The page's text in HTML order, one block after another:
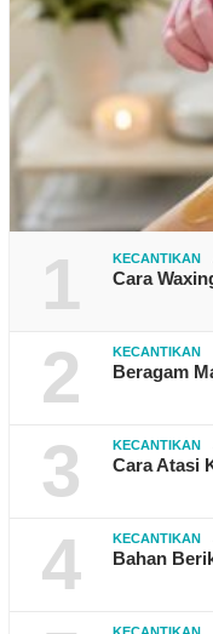
1 KECANTIKAN
Cara
2 KECANTIKAN
Beragam
3 KECANTIKAN
Cara Atasi
4 KECANTIKAN
Bahan